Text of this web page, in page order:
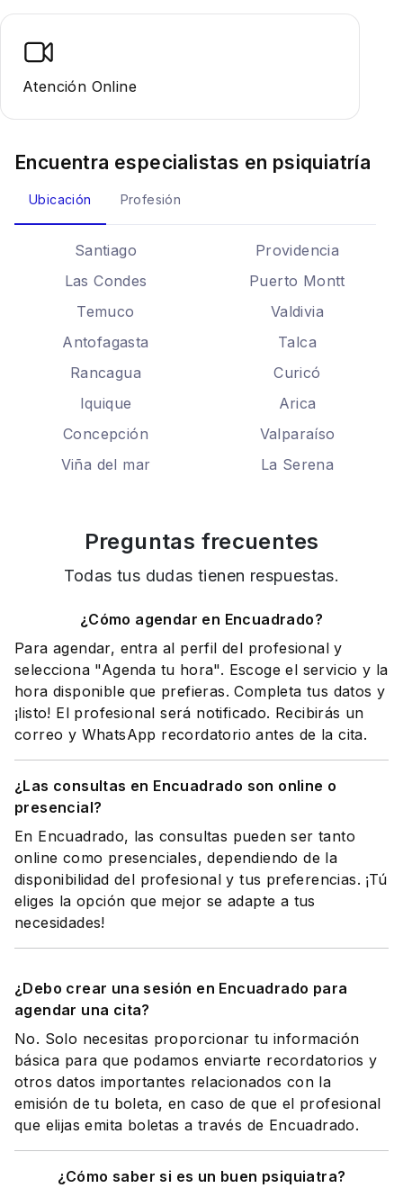
Atención Online
Encuentra especialistas en psiquiatría
Ubicación Profesión
Santiago
Providencia
Las Condes
Puerto Montt
Temuco
Valdivia
Antofagasta
Talca
Rancagua
Curicó
Iquique
Arica
Concepción
Valparaíso
Viña del mar
La Serena
Preguntas frecuentes
Todas tus dudas tienen respuestas.
¿Cómo agendar en Encuadrado?
Para agendar, entra al perfil del profesional y
selecciona "Agenda tu hora". Escoge el servicio y la
hora disponible que prefieras. Completa tus datos y
¡listo! El profesional será notificado. Recibirás un
correo y WhatsApp recordatorio antes de la cita.
¿Las consultas en Encuadrado son online o
presencial?
En Encuadrado, las consultas pueden ser tanto
online como presenciales, dependiendo de la
disponibilidad del profesional y tus preferencias. ¡Tú
eliges la opción que mejor se adapte a tus
necesidades!
¿Debo crear una sesión en Encuadrado para
agendar una cita?
No. Solo necesitas proporcionar tu información
básica para que podamos enviarte recordatorios y
otros datos importantes relacionados con la
emisión de tu boleta, en caso de que el profesional
que elijas emita boletas a través de Encuadrado.
¿Cómo saber si es un buen psiquiatra?